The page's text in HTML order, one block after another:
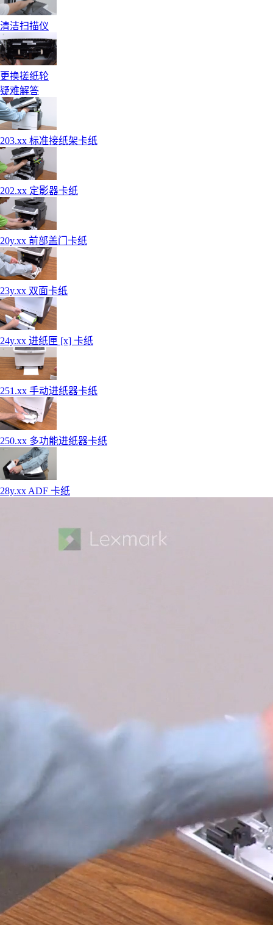
清洁扫描仪
更换搓纸轮
疑难解答
203.xx 标准接纸架卡纸
202.xx 定影器卡纸
20y.xx 前部盖门卡纸
23y.xx 双面卡纸
24y.xx 进纸匣 [x] 卡纸
251.xx 手动进纸器卡纸
250.xx 多功能进纸器卡纸
28y.xx ADF 卡纸